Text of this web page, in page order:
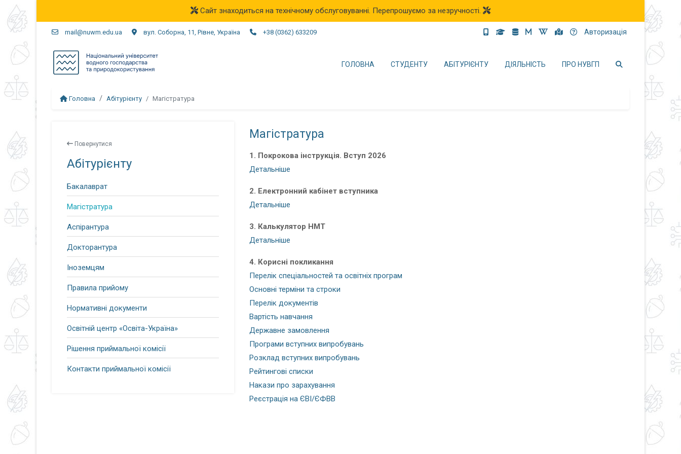
Сайт знаходиться на технічному обслуговуванні. Перепрошуємо за незручності.
mail@nuwm.edu.ua вул. Соборна, 11, Рівне, Україна +38 (0362) 633209 Авторизація
ГОЛОВНА СТУДЕНТУ АБІТУРІЄНТУ ДІЯЛЬНІСТЬ ПРО НУВГП
Головна Абітурієнту Магістратура
Повернутися
Абітурієнту
Бакалаврат
Магістратура
Аспірантура
Докторантура
Іноземцям
Правила прийому
Нормативні документи
Освітній центр «Освіта-Україна»
Рішення приймальної комісії
Контакти приймальної комісії
Магістратура
1. Покрокова інструкція. Вступ 2026
Детальніше
2. Електронний кабінет вступника
Детальніше
3. Калькулятор НМТ
Детальніше
4. Корисні покликання
Перелік спеціальностей та освітніх програм
Основні терміни та строки
Перелік документів
Вартість навчання
Державне замовлення
Програми вступних випробувань
Розклад вступних випробувань
Рейтингові списки
Накази про зарахування
Реєстрація на ЄВІ/ЄФВВ